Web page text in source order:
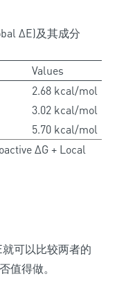
ΔE)及其成分
Values
2.68 kcal/mol
3.02 kcal/mol
5.70 kcal/mol
ΔG + Local
可以比较两者的
值得做。